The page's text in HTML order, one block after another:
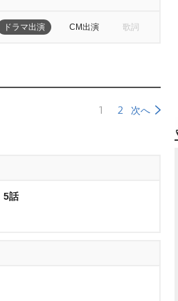
ドラマ出演 CM出演 歌詞
1 2 次へ
5話